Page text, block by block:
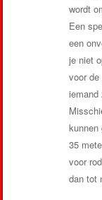
wordt
Een
een
je niet
voor
iemand
kunnen
35
voor
dan tot